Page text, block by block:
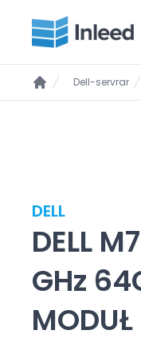
Dell-servrar
DELL
DELL
GHz